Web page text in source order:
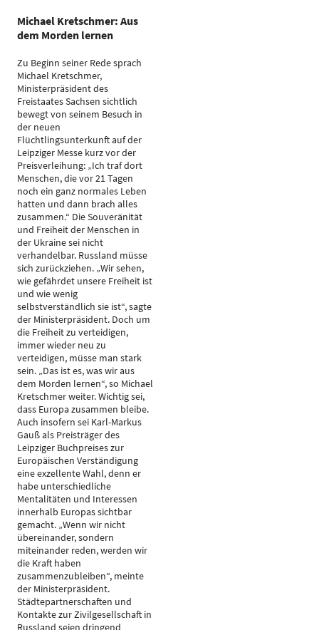
Michael Kretschmer: Aus
dem Morden lernen
Zu Beginn seiner Rede sprach
Michael Kretschmer,
Ministerpräsident des
Freistaates Sachsen sichtlich
bewegt von seinem Besuch in
der neuen
Flüchtlingsunterkunft auf der
Leipziger Messe kurz vor der
Preisverleihung: „Ich traf dort
Menschen, die vor 21 Tagen
noch ein ganz normales Leben
hatten und dann brach alles
zusammen.“ Die Souveränität
und Freiheit der Menschen in
der Ukraine sei nicht
verhandelbar. Russland müsse
sich zurückziehen. „Wir sehen,
wie gefährdet unsere Freiheit ist
und wie wenig
selbstverständlich sie ist“, sagte
der Ministerpräsident. Doch um
die Freiheit zu verteidigen,
immer wieder neu zu
verteidigen, müsse man stark
sein. „Das ist es, was wir aus
dem Morden lernen“, so Michael
Kretschmer weiter. Wichtig sei,
dass Europa zusammen bleibe.
Auch insofern sei Karl-Markus
Gauß als Preisträger des
Leipziger Buchpreises zur
Europäischen Verständigung
eine exzellente Wahl, denn er
habe unterschiedliche
Mentalitäten und Interessen
innerhalb Europas sichtbar
gemacht. „Wenn wir nicht
übereinander, sondern
miteinander reden, werden wir
die Kraft haben
zusammenzubleiben“, meinte
der Ministerpräsident.
Städtepartnerschaften und
Kontakte zur Zivilgesellschaft in
Russland seien dringend